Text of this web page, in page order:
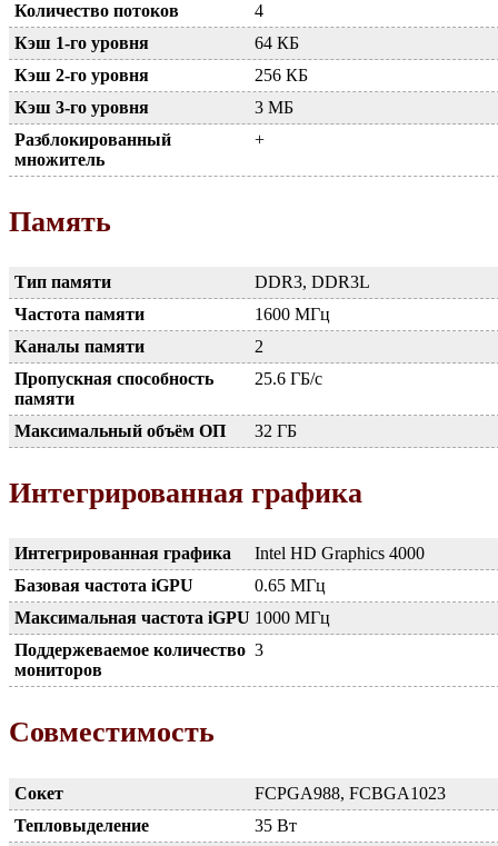
Количество потоков
4
Кэш 1-го уровня
64 КБ
Кэш 2-го уровня
256 КБ
Кэш 3-го уровня
3 МБ
Разблокированный
множитель
+
Память
Тип памяти
DDR3, DDR3L
Частота памяти
1600 МГц
Каналы памяти
2
Пропускная способность
памяти
25.6 ГБ/с
Максимальный объём ОП 32 ГБ
Интегрированная графика
Интегрированная графика
Intel HD Graphics 4000
Базовая частота iGPU
0.65 МГц
Максимальная частота iGPU 1000 МГц
Поддержеваемое количество
мониторов
3
Совместимость
Сокет
FCPGA988, FCBGA1023
Тепловыделение
35 Вт